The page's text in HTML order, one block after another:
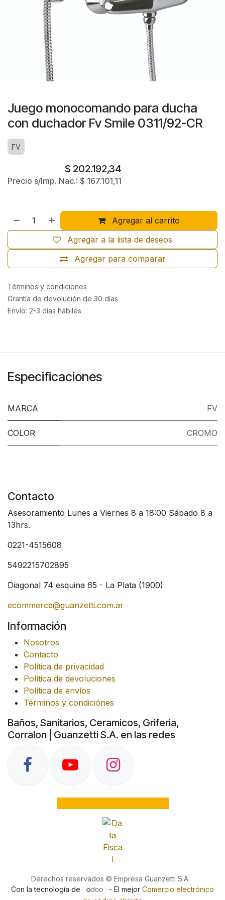
Juego monocomando para ducha
con duchador Fv Smile 0311/92-CR
FV
$ 202.192,34
Precio s/Imp. Nac.: $ 167.101,11
Agregar al carrito
Agregar para comparar
Agregar a la lista de deseos
Términos y condiciones
Grantía de devolución de 30 días
Envío: 2-3 días hábiles
Especificaciones
MARCA FV
COLOR CROMO
Contacto
Asesoramiento Lunes a Viernes 8 a 18:00 Sábado 8 a
13hrs.
0221-4515608
5492215702895
Diagonal 74 esquina 65 - La Plata (1900)
ecommerce@guanzetti.com.ar
Información
Nosotros
Contacto
Política de privacidad
Política de devoluciones
Política de envíos
Términos y condiciónes
Baños, Sanitarios, Ceramicos, Griferia,
Corralon | Guanzetti S.A. en las redes
Derechos reservados © Empresa Guanzetti S.A.
Con la tecnología de
- El mejor Comercio electrónico